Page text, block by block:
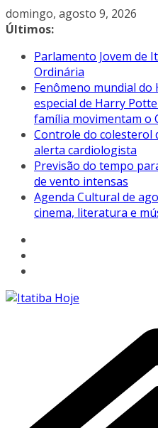
Pular
para
conteúdo
domingo, agosto 9, 2026
Últimos:
Parlamento Jovem de
Ordinária
Fenômeno mundial do
especial de Harry
família movimentam o
Controle do colesterol
alerta cardiologista
Previsão do tempo
de vento intensas
Agenda Cultural de
cinema, literatura e